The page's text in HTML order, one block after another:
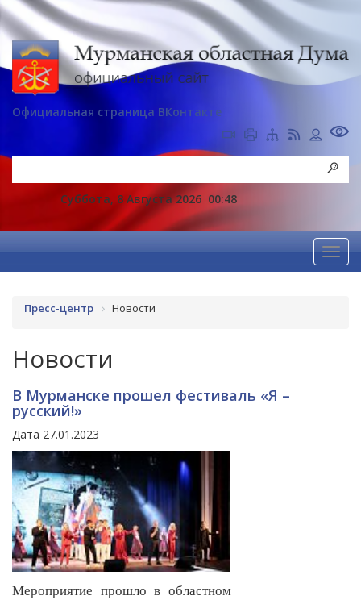
Официальная страница ВКонтакте
Суббота, 8 Августа 2026 00:48
Пресс-центр Новости
Новости
В Мурманске прошел фестиваль «Я –
русский!»
Дата 27.01.2023
Мероприятие прошло в областном